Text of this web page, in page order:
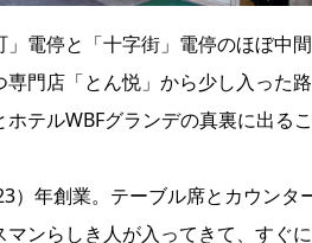
」電停と「十字街」電停のほぼ中
専門店「とん悦」から少し入った
ホテルWBFグランデの真裏に出る
）年創業。テーブル席とカウン
マンらしき人が入ってきて、すぐ